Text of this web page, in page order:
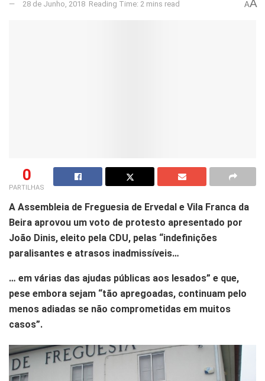
28 de Junho, 2018 Reading Time: 2 mins read AA
0
PARTILHAS
A Assembleia de Freguesia de Ervedal e Vila Franca da
Beira aprovou um voto de protesto apresentado por
João Dinis, eleito pela CDU, pelas “indefinições
paralisantes e atrasos inadmissíveis…
… em várias das ajudas públicas aos lesados” e que,
pese embora sejam “tão apregoadas, continuam pelo
menos adiadas se não comprometidas em muitos
casos”.